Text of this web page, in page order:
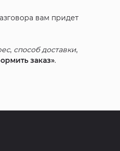
вам придет
, способ доставки,
заказ».